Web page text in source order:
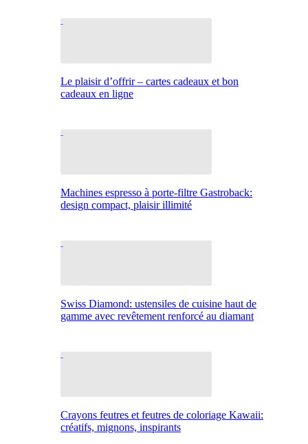
Le plaisir d’offrir – cartes cadeaux et bon
cadeaux en ligne
Machines espresso à porte-filtre Gastroback:
design compact, plaisir illimité
Swiss Diamond: ustensiles de cuisine haut de
gamme avec revêtement renforcé au diamant
Crayons feutres et feutres de coloriage Kawaii:
créatifs, mignons, inspirants